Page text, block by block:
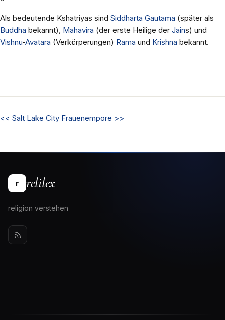
Als bedeutende Kshatriyas sind Siddharta Gautama (später als
Buddha bekannt), Mahavira (der erste Heilige der Jains) und
Vishnu-Avatara (Verkörperungen) Rama und Krishna bekannt.
<< Salt Lake City Frauenempore >>
r relilex
religion verstehen